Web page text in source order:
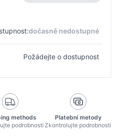
dočasně nedostupné
Požádejte o dostupnost
methods
podrobnosti
Platební metody
Zkontrolujte podrobnosti